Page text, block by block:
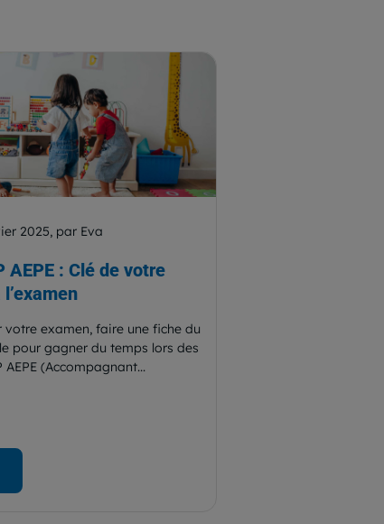
2025, par Eva
AEPE : Clé de votre
votre examen, faire une fiche du
pour gagner du temps lors des
AEPE (Accompagnant...